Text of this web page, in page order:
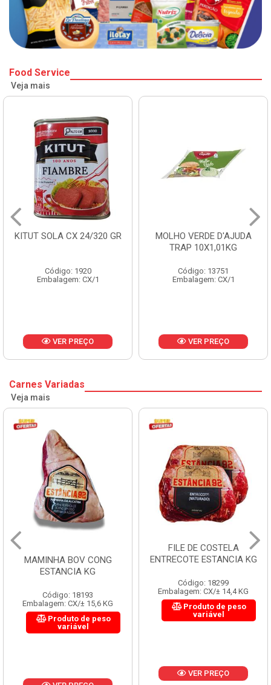
Food Service
Veja mais
MOLHO VERDE D'AJUDA
Código: 13751
Embalagem: CX/1
VER PREÇO
FRUTAS CRISTALIZADAS
CX 10KG
Código: 1785
Embalagem: KG/10
VER PREÇO
Carnes Variadas
Veja mais
MAMINHA BOV CONG
ESTANCIA KG
Código: 18193
Embalagem: CX/± 15,6 KG
Produto de peso
variável
FILE DE COSTELA
ENTRECOTE ESTANCIA KG
Código: 18299
Embalagem: CX/± 14,4 KG
Produto de peso
variável
VER PREÇO